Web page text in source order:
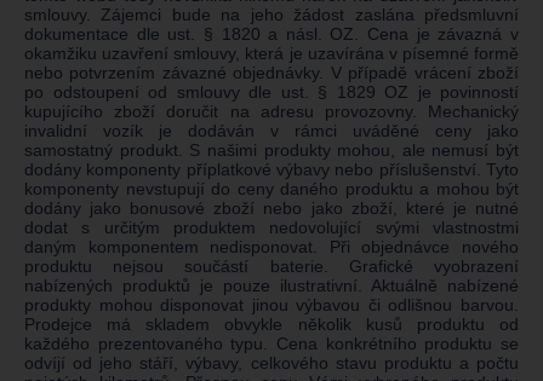
smlouvy. Zájemci bude na jeho žádost zaslána předsmluvní
dokumentace dle ust. § 1820 a násl. OZ. Cena je závazná v
okamžiku uzavření smlouvy, která je uzavírána v písemné formě
nebo potvrzením závazné objednávky. V případě vrácení zboží
po odstoupení od smlouvy dle ust. § 1829 OZ je povinností
kupujícího zboží doručit na adresu provozovny. Mechanický
invalidní vozík je dodáván v rámci uváděné ceny jako
samostatný produkt. S našimi produkty mohou, ale nemusí být
dodány komponenty příplatkové výbavy nebo příslušenství. Tyto
komponenty nevstupují do ceny daného produktu a mohou být
dodány jako bonusové zboží nebo jako zboží, které je nutné
dodat s určitým produktem nedovolující svými vlastnostmi
daným komponentem nedisponovat. Při objednávce nového
produktu nejsou součástí baterie. Grafické vyobrazení
nabízených produktů je pouze ilustrativní. Aktuálně nabízené
produkty mohou disponovat jinou výbavou či odlišnou barvou.
Prodejce má skladem obvykle několik kusů produktu od
každého prezentovaného typu. Cena konkrétního produktu se
odvíjí od jeho stáří, výbavy, celkového stavu produktu a počtu